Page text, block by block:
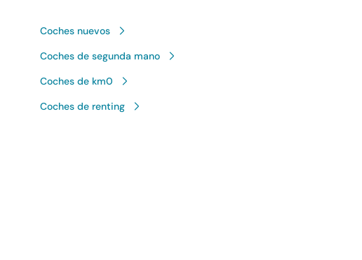
Coches nuevos
Coches de segunda mano
Coches de km0
Coches de renting